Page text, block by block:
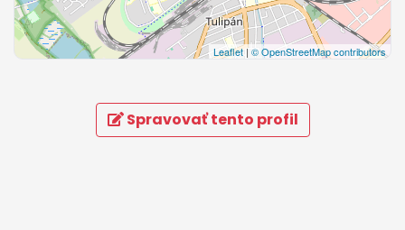
Leaflet|© OpenStreetMap contributors
Spravovať tento profil